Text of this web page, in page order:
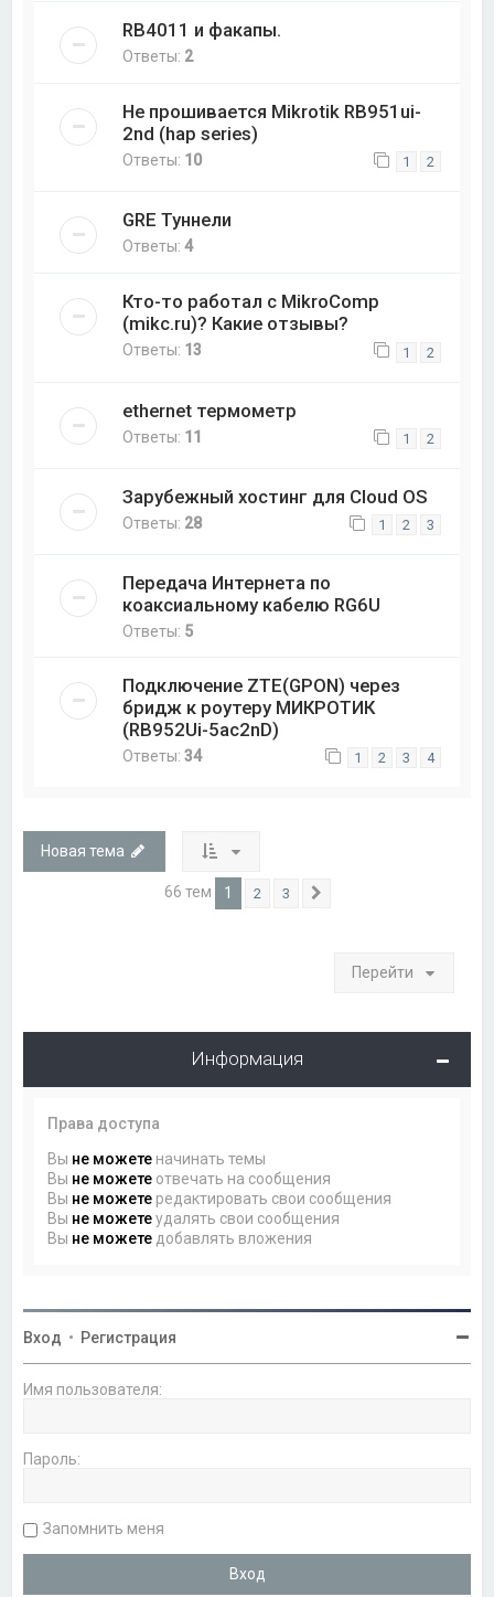
RB4011 и факапы.
Ответы: 2
Не прошивается Mikrotik RB951ui-
2nd (hap series)
Ответы: 10 1 2
GRE Туннели
Ответы:4
Кто-то работал с MikroComp
(mikc.ru)? Какие отзывы?
Ответы: 13 1 2
ethernet термометр
Ответы: 11 1 2
Зарубежный хостинг для Cloud OS
Ответы: 28 1 2 3
Передача Интернета по
коаксиальному кабелю RG6U
Ответы: 5
Подключение ZTE(GPON) через
бридж к роутеру МИКРОТИК
(RB952Ui-5ac2nD)
Ответы:34 1 2 3 4
Новая тема
66 тем 1 2 3
Перейти
Информация
Права доступа
Вы не можете начинать темы
Вы не можете отвечать на сообщения
Вы не можете редактировать свои сообщения
Вы не можетеудалять свои сообщения
Вы не можете добавлять вложения
Вход • Регистрация
Имя пользователя:
Пароль:
Запомнить меня